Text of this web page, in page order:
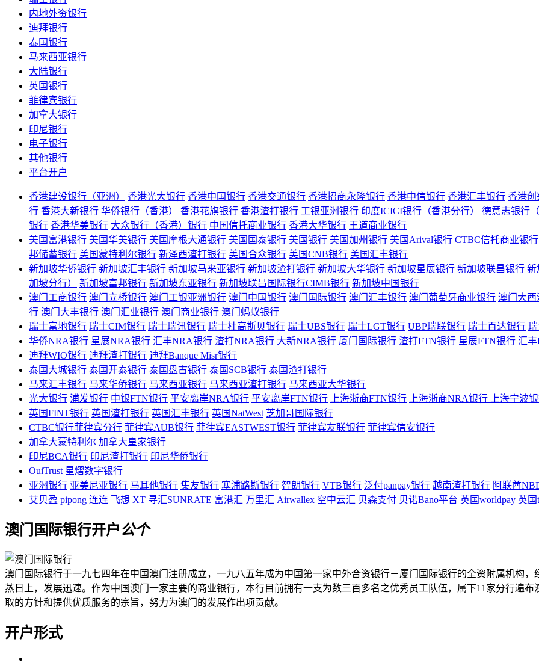
内地外资银行
迪拜银行
泰国银行
马来西亚银行
大陆银行
英国银行
菲律宾银行
加拿大银行
印尼银行
电子银行
其他银行
平台开户
香港建设银行（亚洲） 香港光大银行 香港中国银行 香港交通银行 香港招商永隆银行 香港中信银行 香港汇丰银行 香港
行 香港大新银行 华侨银行（香港） 香港花旗银行 香港渣打银行 工银亚洲银行 印度ICICI银行（香港分行）
德意志银行
银行 香港华美银行 大众银行（香港）银行 中国信托商业银行 香港大华银行 王道商业银行
美国富港银行 美国华美银行 美国摩根大通银行 美国国泰银行 美国银行 美国加州银行 美国Arival银行 CTBC信托商业银行
邦储蓄银行 美国蒙特利尔银行 新泽西渣打银行 美国合众银行 美国CNB银行 美国汇丰银行
新加坡华侨银行 新加坡汇丰银行 新加坡马来亚银行 新加坡渣打银行 新加坡大华银行 新加坡星展银行 新加坡联昌银行 新
加坡分行）
新加坡富邦银行 新加坡东亚银行 新加坡联昌国际银行CIMB银行 新加坡中国银行
澳门工商银行 澳门立桥银行 澳门工银亚洲银行 澳门中国银行 澳门国际银行 澳门汇丰银行 澳门葡萄牙商业银行 澳门大西
行 澳门大丰银行 澳门汇业银行 澳门商业银行 澳门蚂蚁银行
瑞士富地银行 瑞士CIM银行 瑞士瑞讯银行 瑞士杜高斯贝银行 瑞士UBS银行 瑞士LGT银行 UBP瑞联银行 瑞士百达银行
华侨NRA银行 星展NRA银行 汇丰NRA银行 渣打NRA银行 大新NRA银行 厦门国际银行 渣打FTN银行 星展FTN银行 汇
迪拜WIO银行 迪拜渣打银行 迪拜Banque Misr银行
泰国大城银行 泰国开泰银行 泰国盘古银行 泰国SCB银行 泰国渣打银行
马来汇丰银行 马来华侨银行 马来西亚银行 马来西亚渣打银行 马来西亚大华银行
光大银行 浦发银行 中银FTN银行 平安离岸NRA银行 平安离岸FTN银行 上海浙商FTN银行 上海浙商NRA银行
上海宁波
英国FINT银行 英国渣打银行 英国汇丰银行 英国NatWest 芝加哥国际银行
CTBC银行菲律宾分行 菲律宾AUB银行 菲律宾EASTWEST银行 菲律宾友联银行 菲律宾信安银行
加拿大蒙特利尔 加拿大皇家银行
印尼BCA银行 印尼渣打银行 印尼华侨银行
OuiTrust 星熠数字银行
亚洲银行 亚美尼亚银行 马耳他银行 集友银行 塞浦路斯银行 智朗银行 VTB银行 泛付panpay银行 越南渣打银行 阿联酋
艾贝盈 pipong 连连 飞想 XT 寻汇SUNRATE 富港汇 万里汇 Airwallex 空中云汇 贝森支付 贝诺Bano平台 英国worldpay 英国
澳门国际银行开户公个
澳门国际银行于一九七四年在中国澳门注册成立，一九八五年成为中国第一家中外合资银行－厦门国际银行的全资附属机构
蒸日上，发展迅速。作为中国澳门一家主要的商业银行，本行目前拥有一支为数三百多名之优秀员工队伍，属下11家分行遍
取的方针和提供优质服务的宗旨，努力为澳门的发展作出项贡献。
开户形式